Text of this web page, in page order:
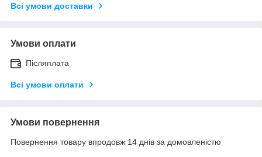
Всі умови доставки
Умови оплати
Післяплата
Всі умови оплати
Умови повернення
Повернення товару впродовж 14 днів за домовленістю